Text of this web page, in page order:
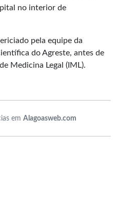
no interior de
pela equipe da
do Agreste, antes de
Medicina Legal (IML).
em Alagoasweb.com